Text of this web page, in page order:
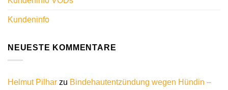
Kundeninfo
NEUESTE KOMMENTARE
Helmut Pilhar zu Bindehautentzündung wegen Hündin –